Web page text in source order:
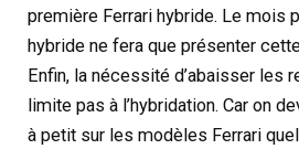
première Ferrari hybride. Le mois
hybride ne fera que présenter
Enfin, la nécessité d’abaisser les
limite pas à l’hybridation. Car on
à petit sur les modèles Ferrari